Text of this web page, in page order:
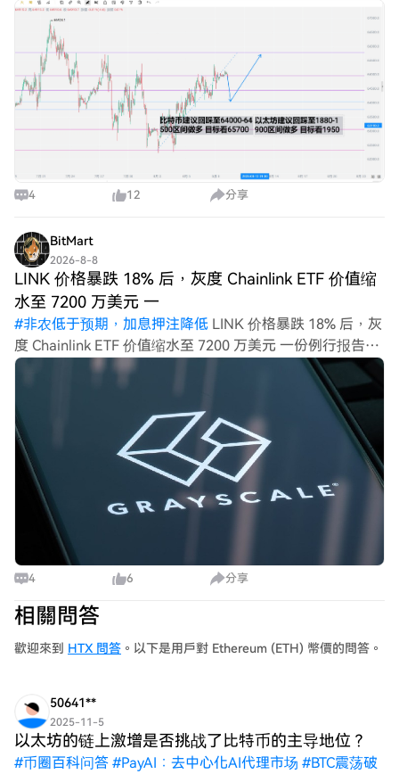
轨一线反复拉锯，整体缺乏明显的方向性突破。当前市场正
处于典型的“以时间换空间”阶段，建议保持耐心，静待变盘
信号。在上方
4 12 分享
BitMart
2026-8-8
LINK 价格暴跌 18% 后，灰度 Chainlink ETF 价值缩
水至 7200 万美元 一
#非农低于预期，加息押注降低 LINK 价格暴跌 18% 后，灰
度 Chainlink ETF 价值缩水至 7200 万美元 一份例行报告揭
示令人担忧的数据 这份涵盖截至 6 月 30 日三个月的季度报
告显示，灰度 Chainli
4 6 分享
相關問答
歡迎來到 HTX 問答 。以下是用戶對 Ethereum (ETH) 幣價的問答。
50641**
2025-11-5
以太坊的链上激增是否挑战了比特币的主导地位？
#币圈百科问答 #PayAI：去中心化AI代理市场 #BTC震荡破